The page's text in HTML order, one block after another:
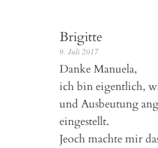
Brigitte
9. Juli 2017
Danke Manuela,
ich bin eigentlich,
und Ausbeutung
eingestellt.
Jeoch machte mir